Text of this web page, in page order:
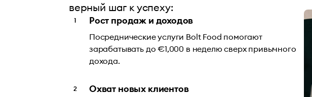
верный шаг к успеху:
Рост продаж и доходов
Посреднические услуги Bolt Food помогают
зарабатывать до €1,000 в неделю сверх привычного
дохода.
Охват новых клиентов